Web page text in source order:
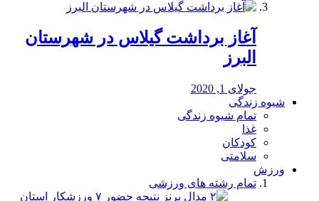
آغاز برداشت گیلاس در شهرستان
البرز
جولای 1, 2020
شیوه زندگی
تمام شیوه زندگی
غذا
کودکان
سلامتی
ورزش
تمام رشته های ورزشی